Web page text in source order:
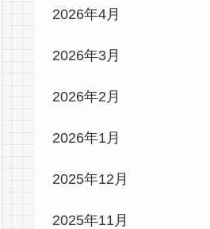
2026年4月
2026年3月
2026年2月
2026年1月
2025年12月
2025年11月